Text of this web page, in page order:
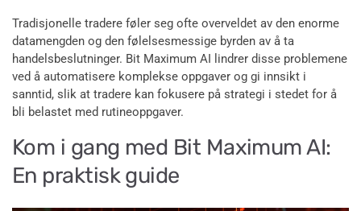
Tradisjonelle tradere føler seg ofte overveldet av den enorme
datamengden og den følelsesmessige byrden av å ta
handelsbeslutninger. Bit Maximum AI lindrer disse problemene
ved å automatisere komplekse oppgaver og gi innsikt i
sanntid, slik at tradere kan fokusere på strategi i stedet for å
bli belastet med rutineoppgaver.
Kom i gang med Bit Maximum AI:
En praktisk guide